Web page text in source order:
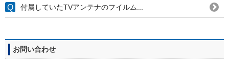
付属していたTVアンテナのフイルム...
お問い合わせ